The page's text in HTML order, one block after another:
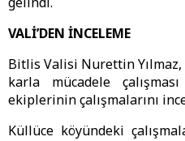
VALİ’DEN İNCELEME
Bitlis Valisi Nurettin
karla mücadele
ekiplerinin çalışmalarını
Küllüce köyündeki